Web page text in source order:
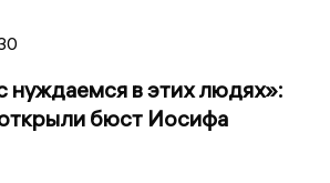
нуждаемся в этих людях»:
бюст Иосифа